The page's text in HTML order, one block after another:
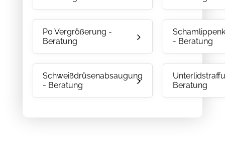
Po Vergrößerung -
Beratung
- Beratung
Schweißdrüsenabsaugung
- Beratung
Beratung